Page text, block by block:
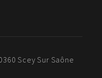
Scey Sur Saône